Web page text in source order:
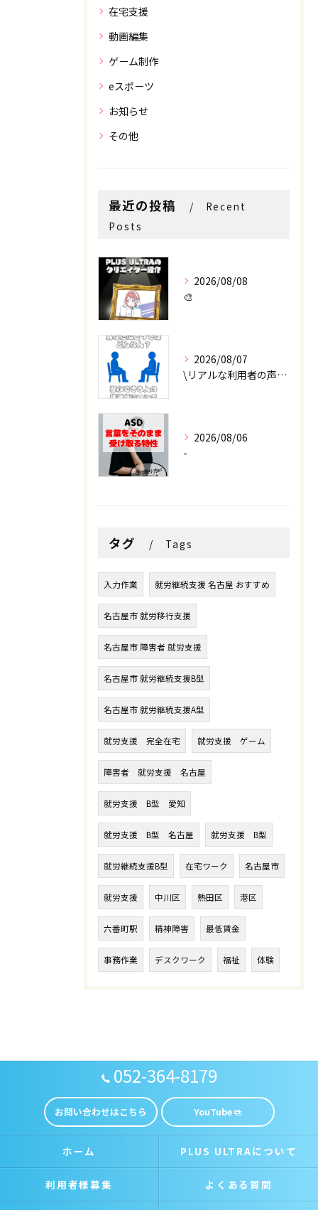
在宅支援
動画編集
ゲーム制作
eスポーツ
お知らせ
その他
最近の投稿
Recent
Posts
2026/08/08
🎨
2026/08/07
\リアルな利用者の声📣/
2026/08/06
-
タグ Tags
入力作業 就労継続支援 名古屋 おすすめ
名古屋市 就労移行支援
名古屋市 障害者 就労支援
名古屋市 就労継続支援B型
名古屋市 就労継続支援A型
就労支援 完全在宅 就労支援 ゲーム
障害者 就労支援 名古屋
就労支援 B型 愛知
就労支援 B型 名古屋 就労支援 B型
就労継続支援B型 在宅ワーク 名古屋市
就労支援 中川区 熱田区 港区
六番町駅 精神障害 最低賃金
事務作業 デスクワーク 福祉 体験
052-364-8179
お問い合わせはこちら YouTube
ホーム PLUS ULTRAについて
利用者様募集 よくある質問